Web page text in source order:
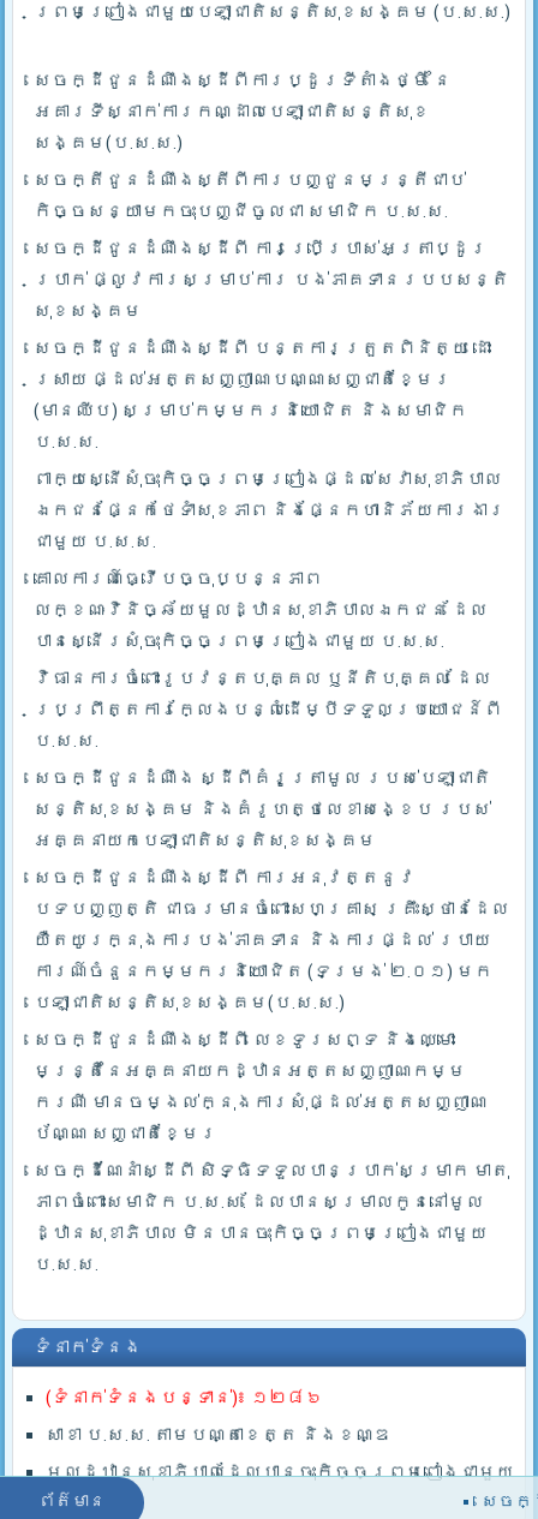
ព្រមព្រៀងជាមួយបេឡាជាតិសន្តិសុខសង្គម (ប.ស.ស.)
សេចក្ដីជូនដំណឹងស្ដីពីការប្ដូរទីតាំងថ្មី នៃ
អគារទីស្នាក់ការកណ្ដាលបេឡាជាតិសន្តិសុខ
សង្គម(ប.ស.ស.)
សេចក្តីជូនដំណឹងស្តីពីការបញ្ជូនមន្រ្តីជាប់
កិច្ចសន្យាមកចុះបញ្ជីចូលជា សមាជិក ប.ស.ស.
សេចក្ដីជូនដំណឹងស្ដីពី ការប្រើប្រាស់អត្រាប្ដូរ
ប្រាក់ ផ្លូវការសម្រាប់ការ បង់ភាគទានរបបសន្តិ
សុខសង្គម
សេចក្ដីជូនដំណឹងស្ដីពី បន្តការត្រួតពិនិត្យ ដោះ
ស្រាយ ផ្ដល់អត្តសញ្ញាណបណ្ណសញ្ជាតិខ្មែរ
(មានឈីប) សម្រាប់កម្មករនិយោជិត និងសមាជិក
ប.ស.ស.
ពាក្យស្នើសុំចុះកិច្ចព្រមព្រៀងផ្ដល់សេវាសុខាភិបាល
ឯកជនផ្នែកថែទាំសុខភាព និងផ្នែកហានិភ័យការងារ
ជាមួយ ប.ស.ស.
គោលការណ៍ធ្វើបច្ចុប្បន្នភាព
លក្ខណៈវិនិច្ឆ័យមួលដ្ឋានសុខាភិបាលឯកជន ដែល
បានស្នើរសុំចុះកិច្ចព្រមព្រៀងជាមួយ ប.ស.ស.
វិធានការចំពោះរូបវន្តបុគ្គល ឫនីតិបុគ្គល ដែល
ប្រព្រឹត្តការក្លែងបន្លំដើម្បីទទួលប្រយោជន៍ពី
ប.ស.ស.
សេចក្ដីជូនដំណឹង ស្ដីពីគំរូត្រាមូល របស់បេឡាជាតិ
សន្តិសុខសង្គម និងគំរូហត្ថលេខាសង្ខេប របស់
អគ្គនាយកបេឡាជាតិសន្តិសុខសង្គម
សេចក្ដីជូនដំណឹងស្ដីពី ការអនុវត្តនូវ
បទបញ្ញត្តិ ជាធរមានចំពោះសហគ្រាស គ្រឹះស្ថានដែល
យឺតយូរក្នុងការបង់ភាគទាន និងការផ្ដល់ របាយ
ការណ៍ចំនួនកម្មករនិយោជិត (ទម្រង់ ២.០១) មក
បេឡាជាតិសន្តិសុខសង្គម(ប.ស.ស.)
សេចក្ដីជូនដំណឹងស្ដីពី លេខទូរសព្ទ និងឈ្មោះ
មន្រ្តីនៃអគ្គនាយកដ្ឋានអត្តសញ្ញាណកម្ម
ករណី មានចម្ងល់ក្នុងការសុំផ្ដល់អត្តសញ្ញាណ
ប័ណ្ណ សញ្ជាតិខ្មែរ
សេចក្ដីណែនាំស្ដីពី សិទ្ធិទទួលបានប្រាក់សម្រាក មាតុ
ភាពចំពោះសមាជិក ប.ស.ស. ដែលបានសម្រាលកូននៅមូល
ដ្ឋានសុខាភិបាល មិនបានចុះកិច្ចព្រមព្រៀងជាមួយ
ប.ស.ស.
ទំនាក់ទំនង
(ទំនាក់ទំនងបន្ទាន់)៖ ១២៨៦
សាខា ប.ស.ស. តាមបណ្តាខេត្ត និងខណ្ឌ
មូលដ្ឋានសុខាភិបាលដែលបានចុះកិច្ចព្រមពៀងជាមួយ
ប.ស.ស.
ព័ត៌មាន សេចក្ដី